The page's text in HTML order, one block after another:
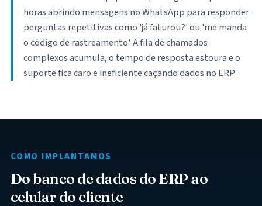
horas abrindo mensagens no WhatsApp para responder
perguntas repetitivas como 'já faturou?' ou 'me manda
o código de rastreamento'. A fila de chamados
complexos acumula, o tempo de resposta estoura e o
suporte fica caro e ineficiente caçando dados no ERP.
COMO IMPLANTAMOS
Do banco de dados do ERP ao
celular do cliente